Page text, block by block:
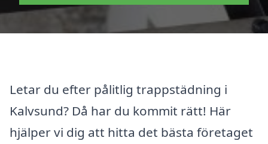
Letar du efter pålitlig trappstädning i
Kalvsund? Då har du kommit rätt! Här
hjälper vi dig att hitta det bästa företaget